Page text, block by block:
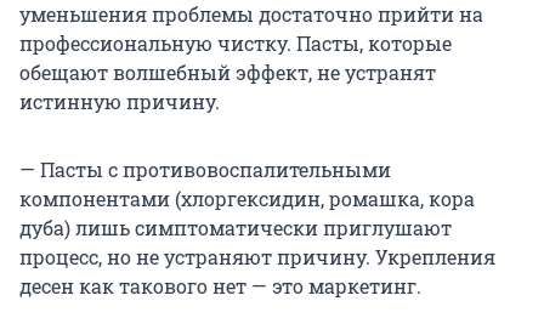
уменьшения проблемы достаточно прийти на
профессиональную чистку. Пасты, которые
обещают волшебный эффект, не устранят
истинную причину.
— Пасты с противовоспалительными
компонентами (хлоргексидин, ромашка, кора
дуба) лишь симптоматически приглушают
процесс, но не устраняют причину. Укрепления
десен как такового нет — это маркетинг.